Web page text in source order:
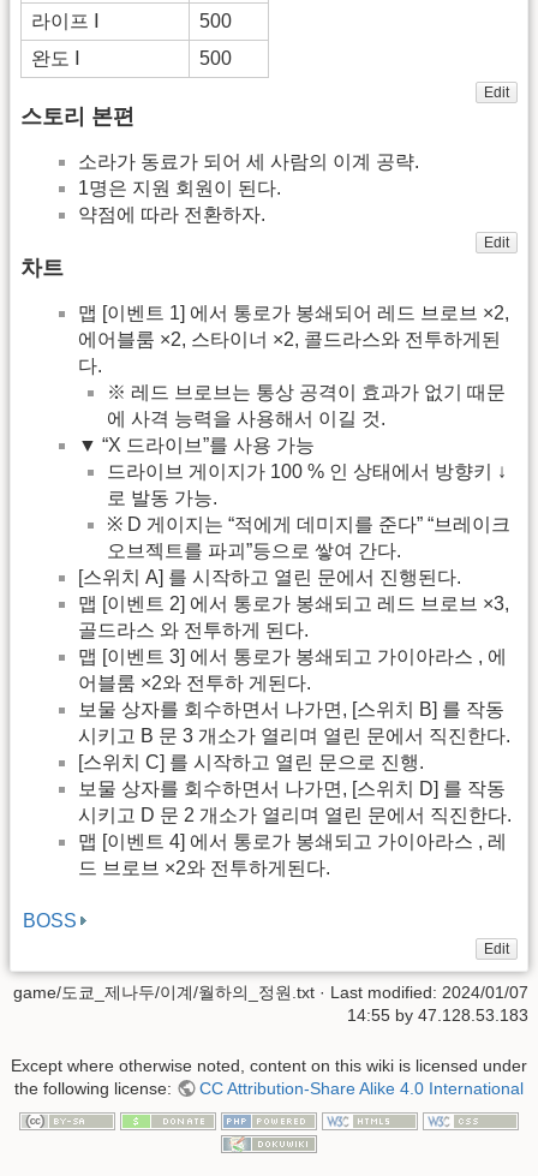
라이프 Ⅰ
500
완도 Ⅰ
500
Edit
스토리 본편
소라가 동료가 되어 세 사람의 이계 공략.
1명은 지원 회원이 된다.
약점에 따라 전환하자.
Edit
차트
맵 [이벤트 1] 에서 통로가 봉쇄되어 레드 브로브 ×2,
에어블룸 ×2, 스타이너 ×2, 콜드라스와 전투하게된
다.
※ 레드 브로브는 통상 공격이 효과가 없기 때문
에 사격 능력을 사용해서 이길 것.
▼ “X 드라이브”를 사용 가능
드라이브 게이지가 100 % 인 상태에서 방향키 ↓
로 발동 가능.
※ D 게이지는 “적에게 데미지를 준다” “브레이크
오브젝트를 파괴”등으로 쌓여 간다.
[스위치 A] 를 시작하고 열린 문에서 진행된다.
맵 [이벤트 2] 에서 통로가 봉쇄되고 레드 브로브 ×3,
골드라스 와 전투하게 된다.
맵 [이벤트 3] 에서 통로가 봉쇄되고 가이아라스 , 에
어블룸 ×2와 전투하 게된다.
보물 상자를 회수하면서 나가면, [스위치 B] 를 작동
시키고 B 문 3 개소가 열리며 열린 문에서 직진한다.
[스위치 C] 를 시작하고 열린 문으로 진행.
보물 상자를 회수하면서 나가면, [스위치 D] 를 작동
시키고 D 문 2 개소가 열리며 열린 문에서 직진한다.
맵 [이벤트 4] 에서 통로가 봉쇄되고 가이아라스 , 레
드 브로브 ×2와 전투하게된다.
BOSS
Edit
game/도쿄_제나두/이계/월하의_정원.txt · Last modified: 2024/01/07
14:55 by 47.128.53.183
Except where otherwise noted, content on this wiki is licensed under
the following license:
CC Attribution-Share Alike 4.0 International